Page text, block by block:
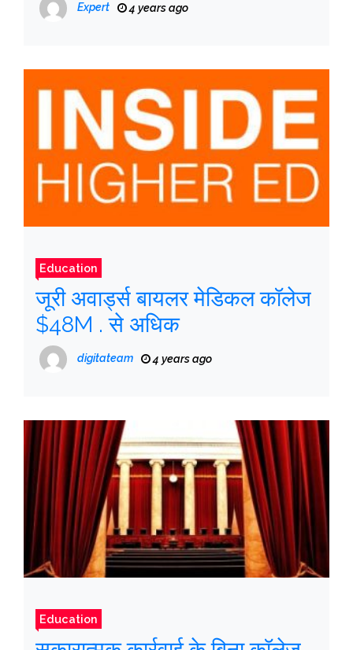
Expert 4 years ago
Education
जूरी अवार्ड्स बायलर मेडिकल कॉलेज
$48M . से अधिक
digitateam 4 years ago
Education